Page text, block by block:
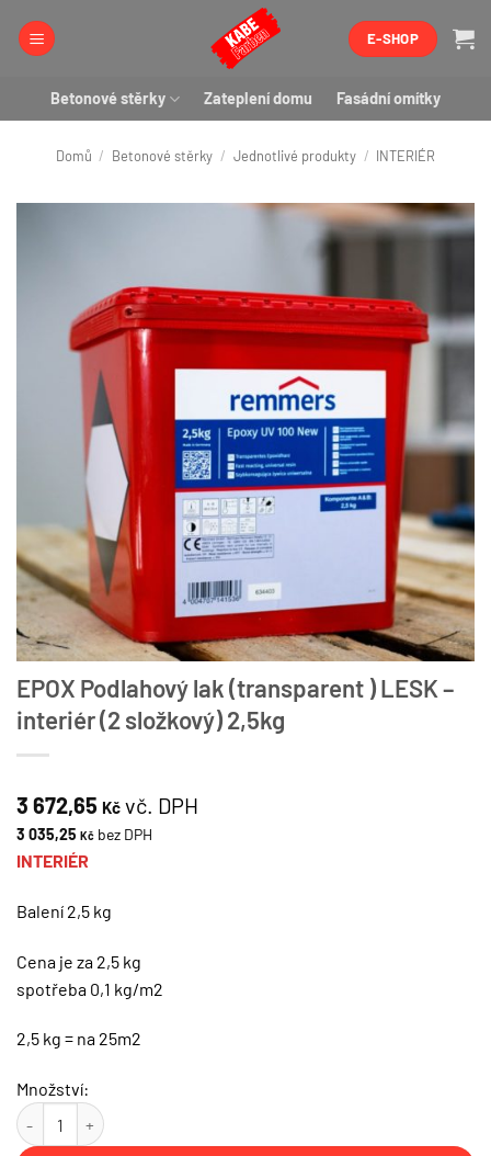
E-SHOP
Betonové stěrky Zateplení domu Fasádní omítky
Domů / Betonové stěrky / Jednotlivé produkty / INTERIÉR
EPOX Podlahový lak (transparent ) LESK –
interiér (2 složkový) 2,5kg
3 672,65 Kč vč. DPH
3 035,25 Kč bez DPH
INTERIÉR
Balení 2,5 kg
Cena je za 2,5 kg
spotřeba 0,1 kg/m2
2,5 kg = na 25m2
Množství:
EPOX Podlahový lak (transparent ) LESK - interiér (2 složkový)